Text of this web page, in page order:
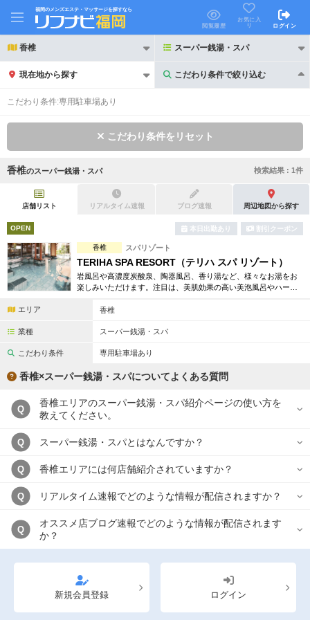
福岡のメンズエステ・マッサージを探すなら
閲覧履歴
お気に入
り
ログイン
香椎 スーパー銭湯・スパ
現在地から探す こだわり条件で絞り込む
こだわり条件で絞り込む
初回割引あり リピーター割引あり
団体割引 ポイントカード有
キャッシュレス決済OK 領収証発行可
2名様歓迎 団体様歓迎
完全個室
日本人スタッフのみ
スタッフ指名可 Ｗセラピスト
駅から徒歩5分以内
閉じる
こだわり条件:専用駐車場あり
こだわり条件をリセット
香椎のスーパー銭湯・スパ 検索結果 : 1件
店舗リスト リアルタイム速報 ブログ速報 周辺地図から探す
OPEN 本日出勤あり 割引クーポン
香椎 スパリゾート
TERIHA SPA RESORT（テリハ スパ リゾート）
岩風呂や高濃度炭酸泉、陶器風呂、香り湯など、様々なお湯をお
楽しみいただけます。注目は、美肌効果の高い美泡風呂やハーブ
ください。
エリア 香椎
業種 スーパー銭湯・スパ
こだわり条件 専用駐車場あり
香椎×スーパー銭湯・スパについてよくある質問
Q
香椎エリアのスーパー銭湯・スパ紹介ページの使い方を
教えてください。
Q スーパー銭湯・スパとはなんですか？
Q 香椎エリアには何店舗紹介されていますか？
Q リアルタイム速報でどのような情報が配信されますか？
Q
オススメ店ブログ速報でどのような情報が配信されます
か？
新規会員登録 ログイン